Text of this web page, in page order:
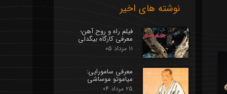
فیلم راه و روح آهن؛
معرفی کارگاه بیگدلی
۱۱ مرداد ۰۵
معرفی سامورایی:
میاموتو موساشی
۲۵ مرداد ۰۴
نوشته های اخیر